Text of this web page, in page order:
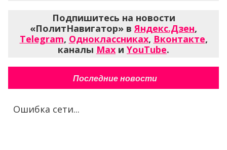
Подпишитесь на новости
«ПолитНавигатор» вЯндекс.Дзен,
Telegram, Одноклассниках, Вконтакте,
каналы Max и YouTube.
Последние новости
Ошибка сети...